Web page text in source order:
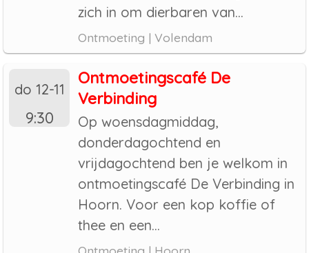
zich in om dierbaren van...
Ontmoeting | Volendam
do 12-11
9:30
Ontmoetingscafé De
Verbinding
Op woensdagmiddag,
donderdagochtend en
vrijdagochtend ben je welkom in
ontmoetingscafé De Verbinding in
Hoorn. Voor een kop koffie of
thee en een...